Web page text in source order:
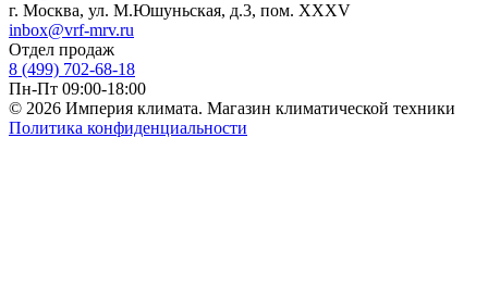
г. Москва, ул. М.Юшуньская, д.3, пом. XXXV
inbox@vrf-mrv.ru
Отдел продаж
8 (499) 702-68-18
Пн-Пт 09:00-18:00
© 2026 Империя климата. Магазин климатической техники
Политика конфиденциальности